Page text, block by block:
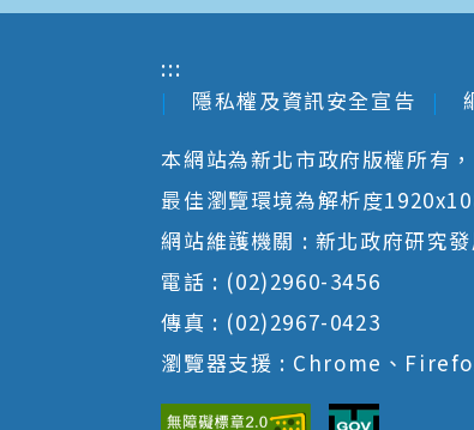
:::
隱私權及資訊安全宣告
本網站為新北市政府版權所有
最佳瀏覽環境為解析度
網站維護機關 : 新北政府研究
電話 : (02)2960-3456
傳真 : (02)2967-0423
瀏覽器支援 : Chrome、